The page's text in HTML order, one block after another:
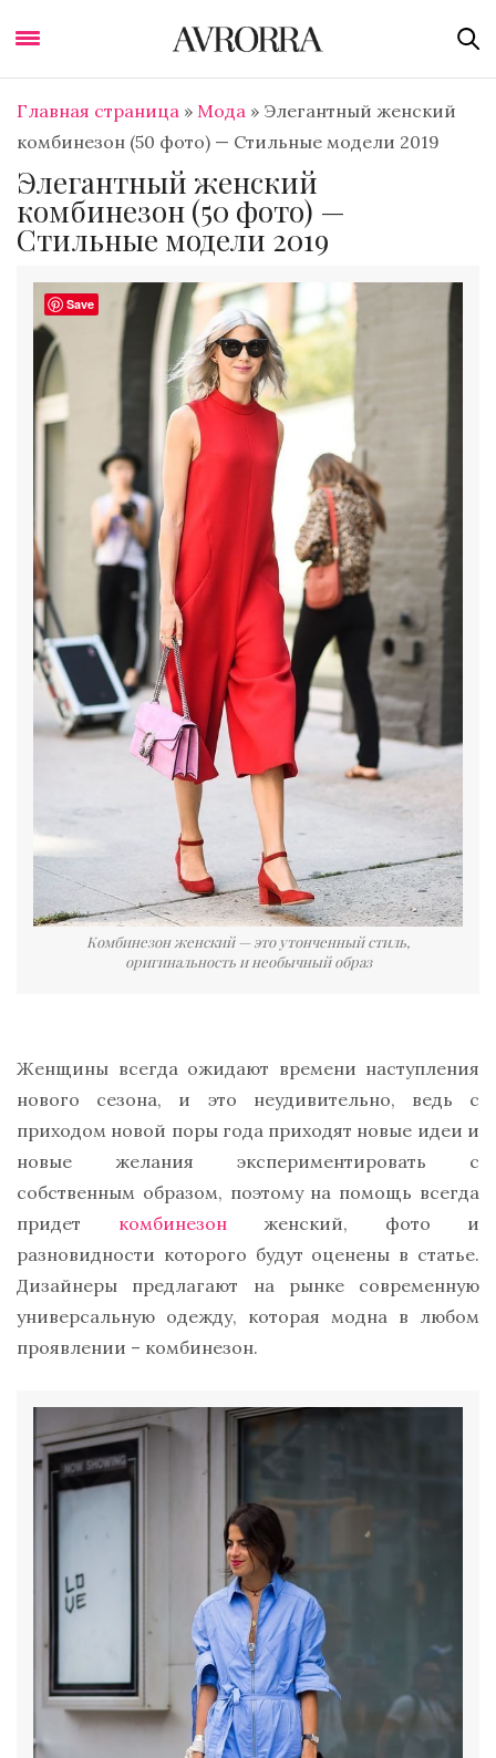
Главная страница » Мода » Элегантный женский
комбинезон (50 фото) — Стильные модели 2019
Элегантный женский
комбинезон (50 фото) —
Стильные модели 2019
Комбинезон женский — это утонченный стиль,
оригинальность и необычный образ
Женщины всегда ожидают времени наступления
нового сезона, и это неудивительно, ведь с
приходом новой поры года приходят новые идеи и
новые желания экспериментировать с
собственным образом, поэтому на помощь всегда
придет комбинезонженский, фото и
разновидности которого будут оценены в статье.
Дизайнеры предлагают на рынке современную
универсальную одежду, которая модна в любом
проявлении – комбинезон.
Save